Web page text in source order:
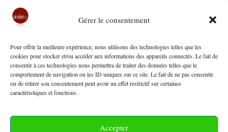
Gérer le consentement
Pour offrir la meilleure expérience, nous utilisons des technologies telles que les
cookies pour stocker et/ou accéder aux informations des appareils connectés. Le fait de
consentir à ces technologies nous permettra de traiter des données telles que le
comportement de navigation ou les ID uniques sur ce site. Le fait de ne pas consentir
ou de retirer son consentement peut avoir un effet restrictif sur certaines
caractéristiques et fonctions.
Accepter
1–
ÉVÉNEMENTS MAJEURS RÉCENTS
ASIE MÉDIANE
AfghanistanFaut-il vraiment redouter le pire
?Patrick Dombrowsky, Asie21